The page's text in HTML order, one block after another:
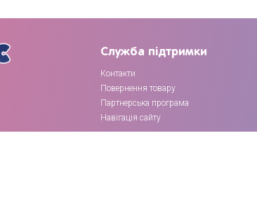
Служба підтримки
Контакти
Повернення товару
Партнерська програма
Навігація сайту